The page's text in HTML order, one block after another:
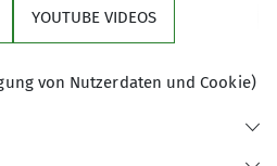
Wir unternehmen
YOUTUBE VIDEOS
von Nutzerdaten und Cookie)